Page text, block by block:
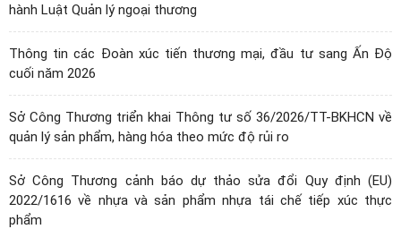
hành Luật Quản lý ngoại thương
Thông tin các Đoàn xúc tiến thương mại, đầu tư sang Ấn Độ
cuối năm 2026
Sở Công Thương triển khai Thông tư số 36/2026/TT-BKHCN về
quản lý sản phẩm, hàng hóa theo mức độ rủi ro
Sở Công Thương cảnh báo dự thảo sửa đổi Quy định (EU)
2022/1616 về nhựa và sản phẩm nhựa tái chế tiếp xúc thực
phẩm